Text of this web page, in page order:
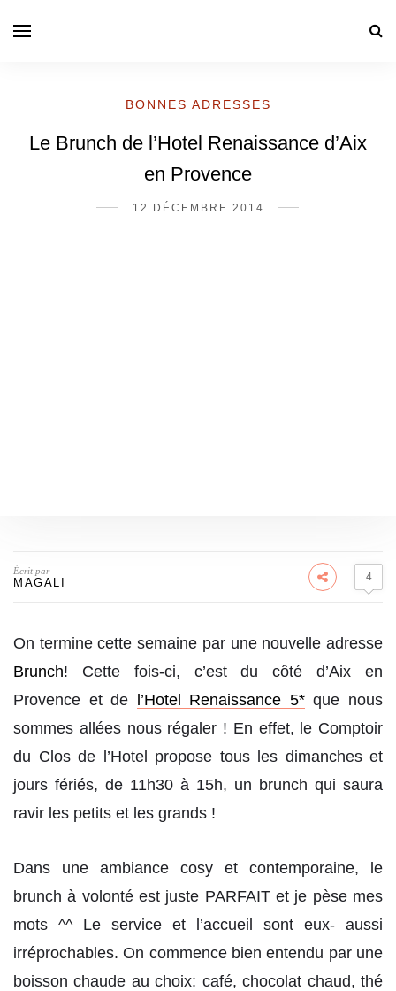
BONNES ADRESSES
Le Brunch de l’Hotel Renaissance d’Aix
en Provence
12 DÉCEMBRE 2014
Écrit par
MAGALI 4
On termine cette semaine par une nouvelle adresse
Brunch! Cette fois-ci, c’est du côté d’Aix en
Provence et de
l’Hotel Renaissance 5*que nous
sommes allées nous régaler ! En effet, le Comptoir
du Clos de l’Hotel propose tous les dimanches et
jours fériés, de 11h30 à 15h, un brunch qui saura
ravir les petits et les grands !
Dans une ambiance cosy et contemporaine, le
brunch à volonté est juste PARFAIT et je pèse mes
mots ^^ Le service et l’accueil sont eux- aussi
irréprochables. On commence bien entendu par une
boisson chaude au choix: café, chocolat chaud, thé